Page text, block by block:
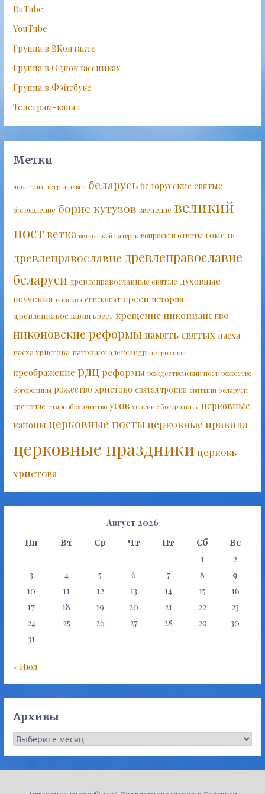
RuTube
YouTube
Группа в ВКонтакте
Группа в Одноклассниках
Группа в Фэйсбуке
Телеграм-канал
Метки
апостолы петр и павел беларусь белорусские святые
богоявление борис кутузов введение великий
постветка ветковский патерик вопросы и ответы гомель
древлеправославие древлеправославие
беларуси древлеправославные святые духовные
поучения епископ епископат ереси история
древлеправославия крест крещение никонианство
никоновские реформыпамять святых пасха
пасха христова патриарх александр петров пост
преображение рдц реформы рождественский пост рожество
богородицы рожество христово святая троица святыни беларуси
сретение старообрядчество усов успение богородицы церковные
каноны церковные постыцерковные правила
церковные праздникицерковь
христова
Август 2026
Пн Вт Ср Чт Пт Сб Вс
1
2
3
4 5 6 7 8
9
10
11 12 13 14 15
16
17
18 19 20 21 22
23
24
25 26 27 28 29
30
31
« Июл
Архивы
Архивы